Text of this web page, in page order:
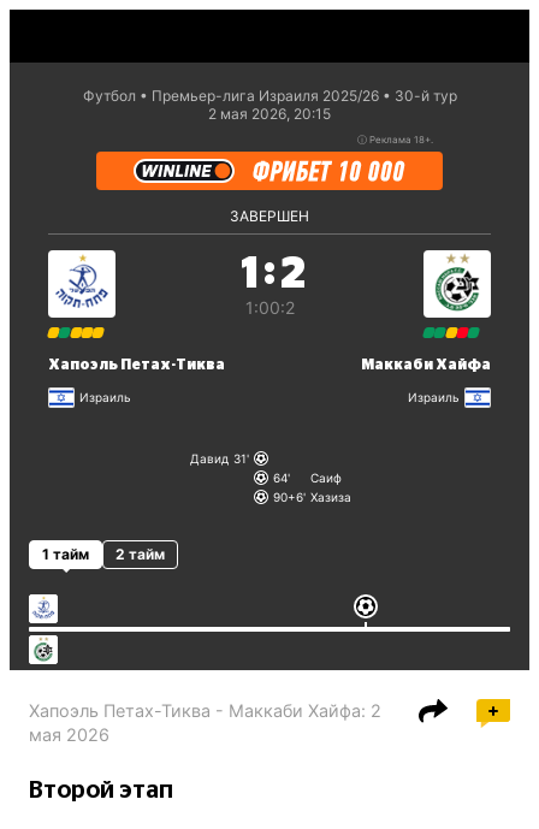
Футбол Премьер-лига Израиля 2025/26
30-й тур
2 мая 2026, 20:15
ⓘ Реклама 18+.
ЗАВЕРШЕН
Хапоэль Петах-Тиква
Израиль
1 :2
1:00:2
Маккаби Хайфа
Израиль
Давид 31
64
Саиф
90+6 Хазиза
1 тайм 2 тайм
Хапоэль Петах-Тиква - Маккаби Хайфа: 2
мая 2026
Второй этап